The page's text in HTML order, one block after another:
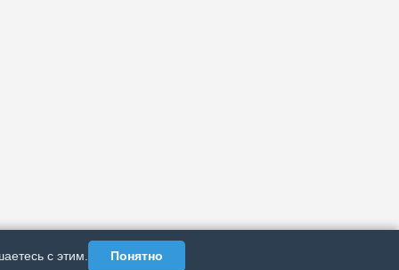
с этим. Понятно